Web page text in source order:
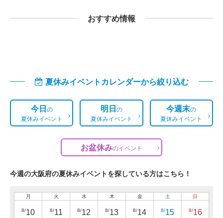
おすすめ情報
夏休みイベントカレンダーから絞り込む
今日の
夏休みイベント
明日の
夏休みイベント
今週末の
夏休みイベント
お盆休みのイベント
今週の大阪府の夏休みイベントを探している方はこちら！
月
8/10
火
8/11
水
8/12
木
8/13
金
8/14
土
8/15
日
8/16